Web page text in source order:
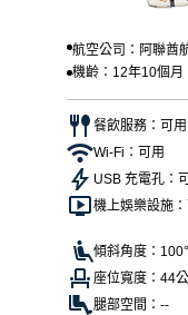
航空公司：阿聯酋
機齡：12年10個月
餐飲服務：可用
Wi-Fi：可用
USB 充電孔：
機上娛樂設施：
傾斜角度：100°
座位寬度：44
腿部空間：--